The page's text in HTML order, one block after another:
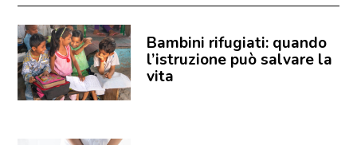
Bambini rifugiati: quando
l’istruzione può salvare la
vita